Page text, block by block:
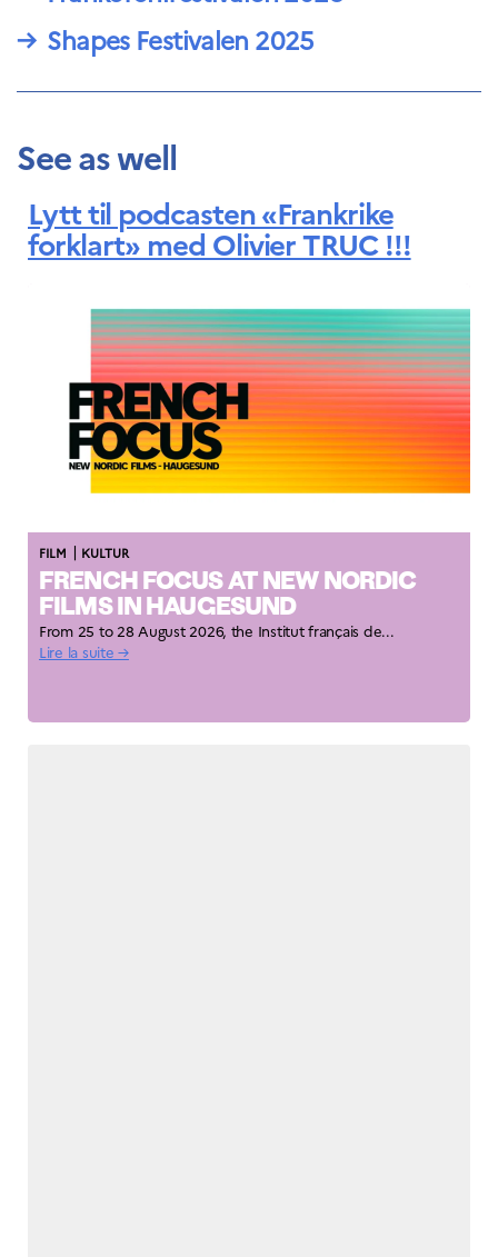
→ Shapes Festivalen 2025
See as well
Lytt til podcasten «Frankrike
forklart» med Olivier TRUC !!!
FILM | KULTUR
FRENCH FOCUS AT NEW NORDIC
FILMS IN HAUGESUND
From 25 to 28 August 2026, the Institut français de...
Lire la suite →